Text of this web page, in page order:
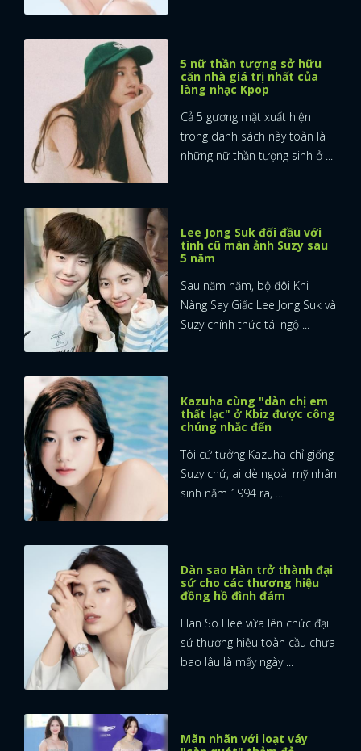
ĐĂNG NHẬP
5 nữ thần tượng sở hữu
căn nhà giá trị nhất của
làng nhạc Kpop
Cả 5 gương mặt xuất hiện
trong danh sách này toàn là
những nữ thần tượng sinh ở ...
Lee Jong Suk đối đầu với
tình cũ màn ảnh Suzy sau
5 năm
Sau năm năm, bộ đôi Khi
Nàng Say Giấc Lee Jong Suk và
Suzy chính thức tái ngộ ...
Kazuha cùng "dàn chị em
thất lạc" ở Kbiz được công
chúng nhắc đến
Tôi cứ tưởng Kazuha chỉ giống
Suzy chứ, ai dè ngoài mỹ nhân
sinh năm 1994 ra, ...
Dàn sao Hàn trở thành đại
sứ cho các thương hiệu
đồng hồ đình đám
Han So Hee vừa lên chức đại
sứ thương hiệu toàn cầu chưa
bao lâu là mấy ngày ...
Mãn nhãn với loạt váy